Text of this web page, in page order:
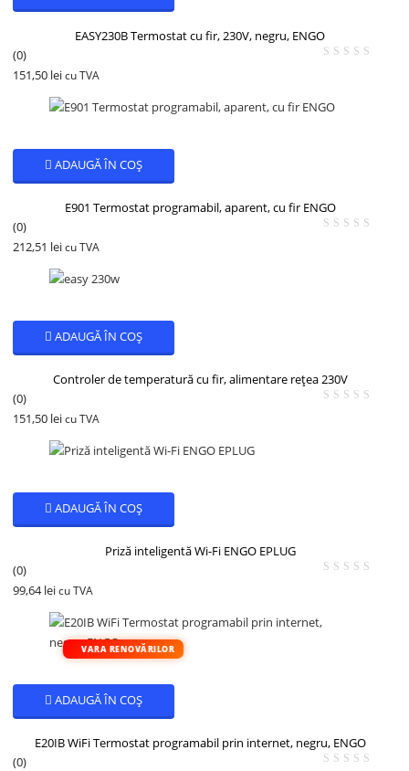
EASY230B Termostat cu fir, 230V, negru, ENGO
(0)
151,50 lei cu TVA
ADAUGĂ ÎN COȘ
E901 Termostat programabil, aparent, cu fir ENGO
(0)
212,51 lei cu TVA
ADAUGĂ ÎN COȘ
Controler de temperatură cu fir, alimentare rețea 230V
(0)
151,50 lei cu TVA
ADAUGĂ ÎN COȘ
Priză inteligentă Wi-Fi ENGO EPLUG
(0)
99,64lei cu TVA
VARA RENOVĂRILOR
ADAUGĂ ÎN COȘ
E20IB WiFi Termostat programabil prin internet, negru, ENGO
(0)